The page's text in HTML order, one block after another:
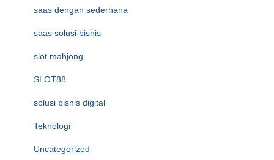
saas dengan sederhana
saas solusi bisnis
slot mahjong
SLOT88
solusi bisnis digital
Teknologi
Uncategorized